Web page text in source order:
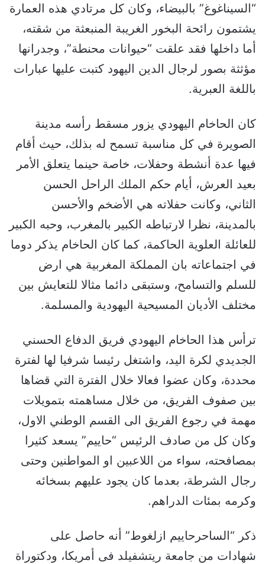
“السيناغوغ” بالبيضاء، وكان كل مرتادي هذه العمارة
يشتمون رائحة البخور الغريبة المنبعثة من شقته،
أما داخلها فقد علقت “حيوانات محنطة”، وجدرانها
مؤثثة بصور لرجال الدين اليهود كتبت عليها عبارات
باللغة العبرية.
كان الحاخام اليهودي يزور مسقط رأسه مدينة
الصويرة في كل مناسبة تسمح له بذلك، حيث أقام
فيها عدة أنشطة وحفلات، خاصة حينما يتعلق الأمر
بعيد العرش، أيام حكم الملك الراحل الحسن
الثاني، وكانت حفلاته هي الأضخم والأحسن
بالمدينة، نظرا لارتباطه الكبير بالمغرب، وحبه الكبير
للعائلة العلوية الحاكمة، كما كان الحاخام يذكر دوما
في اجتماعاته بان المملكة المغربية هي ارض
للسلم والتسامح، وستبقى دائما مثالا للتعايش بين
مختلف الأديان المسيحية اليهودية والمسلمة.
ترأس هذا الحاخام اليهودي فريق الدفاع الحسني
الجديدي لكرة اليد، واشتغل رئيسا شرفيا لها لفترة
محددة، وكان عضوا فعالا خلال الفترة التي قضاها
بين صفوف الفريق، من خلال مساهمته بتمويلات
مهمة في رجوع الفريق الى القسم الوطني الاول،
وكان كل من صادف الرئيس “حاييم” يسعد كثيرا
بمصافحته، سواء من اللاعبين او المواطنين وحتى
رجال الشرطة، بعدما كان يجود عليهم بسخائه
وكرمه بمئات الدراهم.
ذكر “الساحرحاييم ازلغوط” أنه حاصل على
شهادات من جامعة ريتشفيلد فى أمريكا، ودكتوراة